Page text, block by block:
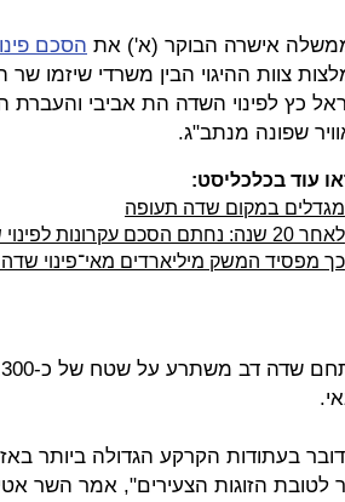
אישרה הבוקר (א') את הסכם
צוות ההיגוי הבין משרדי שיזמו
כץ לפינוי השדה הת אביבי
שפונה מנתב"ג.
עוד בכלכליסט:
מגדלים במקום שדה תעופה
לאחר 20 שנה: נחתם הסכם עקרונות לפינוי שדה דב ב-2016
כך מפסיד המשק מיליארדים מאי־פינוי
בעתודות הקרקע הגדולה ביותר
לטובת הזוגות הצעירים", אמר השר